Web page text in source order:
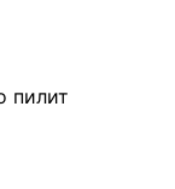
пилит